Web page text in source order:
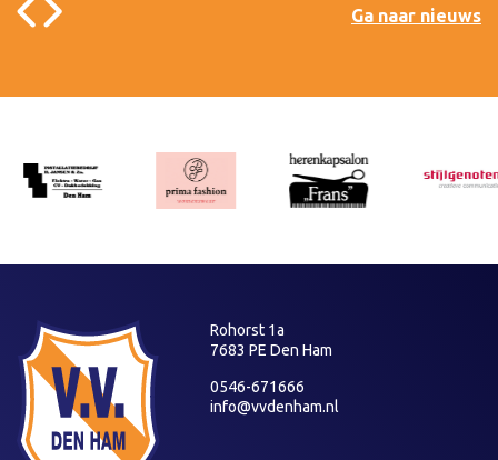
Ga naar nieuws
Rohorst 1a
7683 PE Den Ham
0546-671666
info@vvdenham.nl